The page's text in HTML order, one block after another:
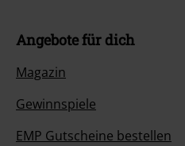
Angebote für dich
Magazin
Gewinnspiele
EMP Gutscheine bestellen